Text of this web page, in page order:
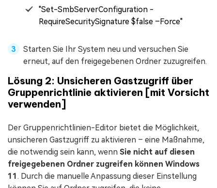
"Set-SmbServerConfiguration -
RequireSecuritySignature $false –Force"
Starten Sie Ihr System neu und versuchen Sie
erneut, auf den freigegebenen Ordner zuzugreifen.
Lösung 2: Unsicheren Gastzugriff über
Gruppenrichtlinie aktivieren [mit Vorsicht
verwenden]
Der Gruppenrichtlinien-Editor bietet die Möglichkeit,
unsicheren Gastzugriff zu aktivieren – eine Maßnahme,
die notwendig sein kann, wenn Sie nicht auf diesen
freigegebenen Ordner zugreifen können Windows
11 . Durch die manuelle Anpassung dieser Einstellung